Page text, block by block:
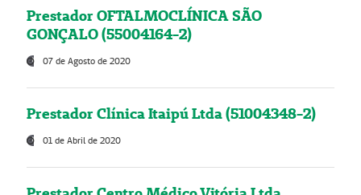
Prestador OFTALMOCLÍNICA SÃO
GONÇALO (55004164-2)
07 de Agosto de 2020
Prestador Clínica Itaipú Ltda (51004348-2)
01 de Abril de 2020